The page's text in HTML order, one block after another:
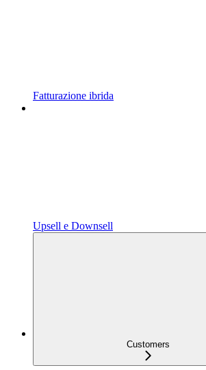
Fatturazione ibrida
Upsell e Downsell
Customers